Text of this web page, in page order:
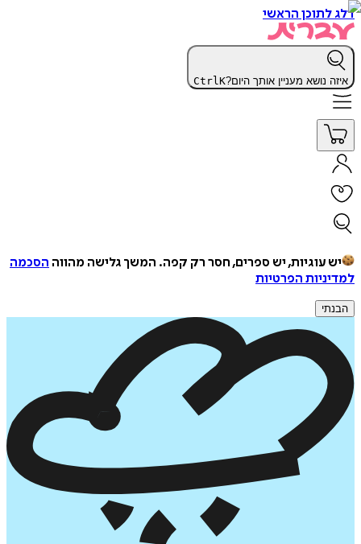
דלג לתוכן הראשי
איזה נושא מעניין אותך היום? CtrlK
יש עוגיות, יש ספרים, חסר רק קפה. המשך גלישה מהווה הסכמה
למדיניות הפרטיות
הבנתי